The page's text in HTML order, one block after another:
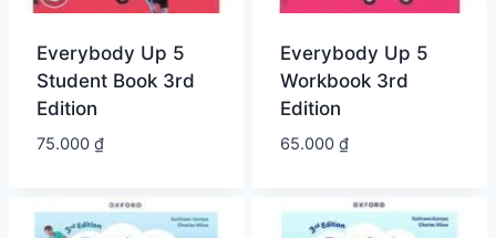
Everybody Up 5
Student Book 3rd
Edition
75.000 ₫
Everybody Up 5
Workbook 3rd
Edition
65.000 ₫